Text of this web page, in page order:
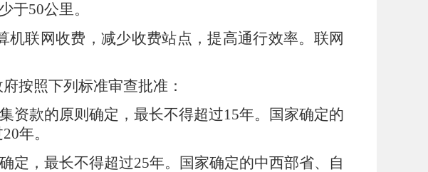
于50公里。
联网收费，减少收费站点，提高通行效率。联网
按照下列标准审查批准：
资款的原则确定，最长不得超过15年。国家确定的
20年。
定，最长不得超过25年。国家确定的中西部省、自